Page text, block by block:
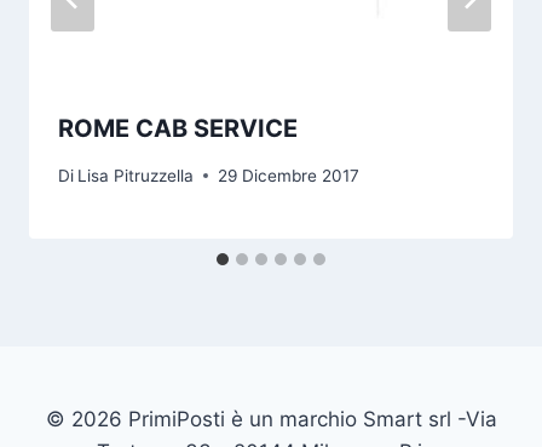
ROME CAB SERVICE
Di Lisa Pitruzzella 29 Dicembre 2017
© 2026 PrimiPosti è un marchio Smart srl -Via